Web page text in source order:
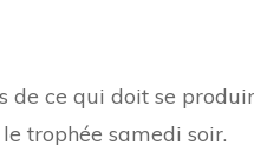
ce qui doit se
trophée samedi soir.